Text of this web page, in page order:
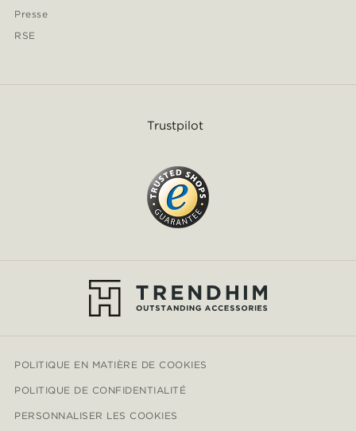
Presse
RSE
Trustpilot
POLITIQUE EN MATIÈRE DE COOKIES
POLITIQUE DE CONFIDENTIALITÉ
PERSONNALISER LES COOKIES